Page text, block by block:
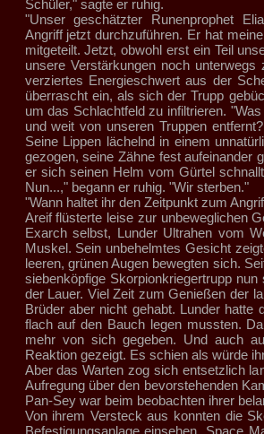
Schüler," sagte er ruhig.
"Unser geschätzter Runenprophet
Angriff jetzt durchzuführen. Er hat
mitgeteilt. Jetzt, obwohl erst ein Teil
unsere Verstärkungen noch
verziertes Energieschwert aus der
überrascht ein, als sich der Trupp
um das Schlachtfeld zu infiltrieren.
und weit von unseren Truppen
Seine Lippen lächelnd in einem
gezogen, seine Zähne fest aufeinander
er sich seinen Helm vom Gürtel
Nun...," begann er ruhig. "Wir sterben."
"Wann haltet ihr den Zeitpunkt zum
Areif flüsterte leise zur unbeweglichen
Exarch selbst, Lunder Ultrahen vom
Muskel. Sein unbehelmtes Gesicht
leeren, grünen Augen bewegten sich.
siebenköpfige Skorpionkriegertrupp
der Lauer. Viel Zeit zum Genießen der
Brüder aber nicht gehabt. Lunder hatte
flach auf den Bauch legen mussten.
mehr von sich gegeben. Und auch
Reaktion gezeigt. Es schien als würde
Aber das Warten zog sich entsetzlich
Aufregung über den bevorstehenden
Pan-Sey war beim beobachten ihrer
Von ihrem Versteck aus konnten die
Befestigungsanlage einsehen. Space